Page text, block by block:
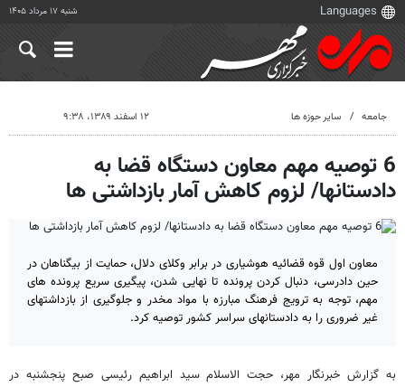
شنبه ۱۷ مرداد ۱۴۰۵
جامعه سایر حوزه ها ۱۲ اسفند ۱۳۸۹، ۹:۳۸
6 توصیه مهم معاون دستگاه قضا به
دادستانها/ لزوم کاهش آمار بازداشتی ها
معاون اول قوه قضائیه هوشیاری در برابر وکلای دلال، حمایت از بیگناهان در
حین دادرسی، دنبال کردن پرونده تا نهایی شدن، پیگیری سریع پرونده های
مهم، توجه به ترویج فرهنگ مبارزه با مواد مخدر و جلوگیری از بازداشتهای
غیر ضروری را به دادستانهای سراسر کشور توصیه کرد.
به گزارش خبرنگار مهر، حجت الاسلام سید ابراهیم رئیسی صبح پنجشنبه در